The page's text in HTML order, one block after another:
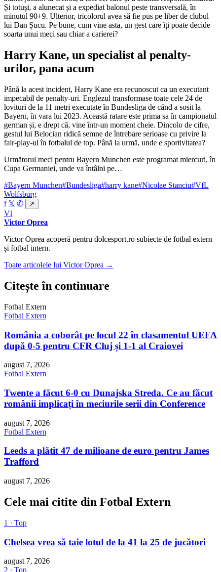
Și totuși, a alunecat și a expediat balonul peste transversală, în
minutul 90+9. Ulterior, tricolorul avea să fie pus pe liber de clubul
lui Dan Șucu. Pe bune, cum vine asta, un gest care îți poate decide
soarta unui meci sau chiar a carierei?
Harry Kane, un specialist al penalty-
urilor, pana acum
Până la acest incident, Harry Kane era recunoscut ca un executant
impecabil de penalty-uri. Englezul transformase toate cele 24 de
lovituri de la 11 metri executate în Bundesliga de când a sosit la
Bayern, în vara lui 2023. Această ratare este prima sa în campionatul
german și, e drept că, vine într-un moment cheie. Dincolo de cifre,
gestul lui Belocian ridică semne de întrebare serioase cu privire la
fair-play-ul în fotbalul de top. Până la urmă, unde e sportivitatea?
Următorul meci pentru Bayern Munchen este programat miercuri, în
Cupa Germaniei, unde va întâlni pe…
#Bayern Munchen#Bundesliga#harry kane#Nicolae Stanciu#VfL
Wolfsburg
f 𝕏 ✆ ↗
VI
Victor Oprea
Victor Oprea acoperă pentru dolcesport.ro subiecte de fotbal extern
și fotbal intern.
Toate articolele lui Victor Oprea →
Citește în continuare
Fotbal Extern
Fotbal Extern
România a coborât pe locul 22 în clasamentul UEFA
după 0-5 pentru CFR Cluj și 1-1 al Craiovei
august 7, 2026
Fotbal Extern
Twente a făcut 6-0 cu Dunajska Streda. Ce au făcut
românii implicați în meciurile serii din Conference
august 7, 2026
Fotbal Extern
Leeds a plătit 47 de milioane de euro pentru James
Trafford
august 7, 2026
Cele mai citite din Fotbal Extern
1 · Top
Chelsea vrea să taie lotul de la 41 la 25 de jucători
august 7, 2026
2 · Top